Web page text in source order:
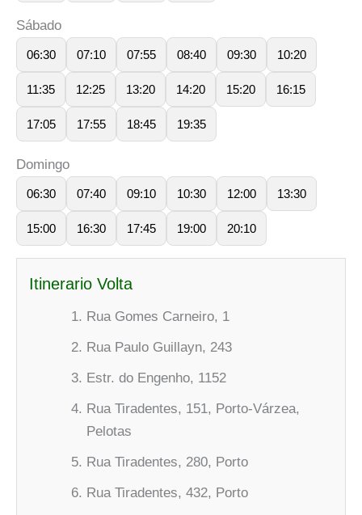
Sábado
06:30 07:10 07:55 08:40 09:30 10:20
11:35 12:25 13:20 14:20 15:20 16:15
17:05 17:55 18:45 19:35
Domingo
06:30 07:40 09:10 10:30 12:00 13:30
15:00 16:30 17:45 19:00 20:10
Itinerario Volta
Rua Gomes Carneiro, 1
Rua Paulo Guillayn, 243
Estr. do Engenho, 1152
Rua Tiradentes, 151, Porto-Várzea,
Pelotas
Rua Tiradentes, 280, Porto
Rua Tiradentes, 432, Porto